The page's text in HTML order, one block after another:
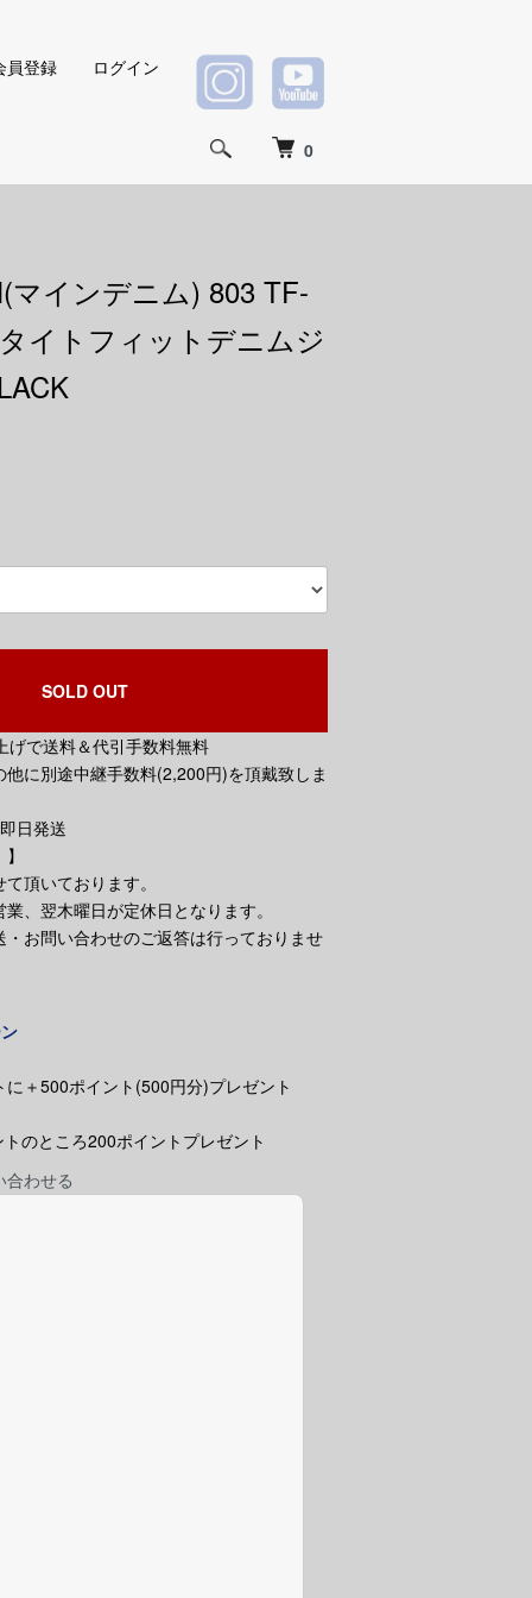
0
員登録 ログイン
マインデニム) 803 TF-
イトフィットデニムジ
SOLD OUT
げで送料＆代引手数料無料
に別途中継手数料(2,200円)を頂戴致しま
日発送
頂いております。
、翌木曜日が定休日となります。
お問い合わせのご返答は行っておりませ
＋500ポイント(500円分)プレゼント
のところ200ポイントプレゼント
合わせる